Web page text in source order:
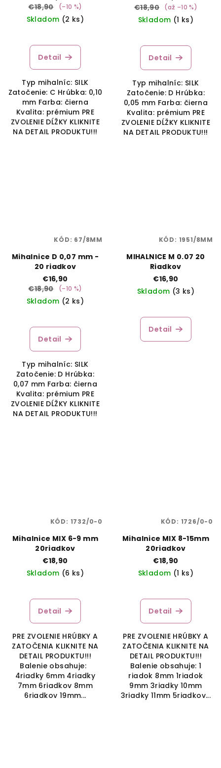
€18,90
(–10 %)
Skladom (2 ks)
Detail
Typ mihalníc: SILK
Zatočenie: C Hrúbka: 0,10
mm Farba: čierna
Kvalita: prémium PRE
ZVOLENIE DĹŽKY KLIKNITE
NA DETAIL PRODUKTU!!!
€18,90
(až –10 %)
Skladom (1 ks)
Detail
Typ mihalníc: SILK
Zatočenie: D Hrúbka:
0,05 mm Farba: čierna
Kvalita: prémium PRE
ZVOLENIE DĹŽKY KLIKNITE
NA DETAIL PRODUKTU!!!
Mihalnice D 0,07 mm -
20 riadkov
€16,90
€18,90
(–10 %)
Skladom (2 ks)
Detail
Typ mihalníc: SILK
Zatočenie: D Hrúbka:
0,07 mm Farba: čierna
Kvalita: prémium PRE
ZVOLENIE DĹŽKY KLIKNITE
NA DETAIL PRODUKTU!!!
KÓD: 67/8MM
MIHALNICE M 0.07 20
Riadkov
€16,90
Skladom (3 ks)
Detail
KÓD: 1951/8MM
Mihalnice MIX 6-9 mm
20riadkov
€18,90
Skladom (6 ks)
Detail
PRE ZVOLENIE HRÚBKY A
ZATOČENIA KLIKNITE NA
DETAIL PRODUKTU!!!
Balenie obsahuje:
4riadky 6mm 4riadky
7mm 6riadkov 8mm
6riadkov 19mm...
KÓD: 1732/0-0
Mihalnice MIX 8-15mm
20riadkov
€18,90
Skladom (1 ks)
Detail
PRE ZVOLENIE HRÚBKY A
ZATOČENIA KLIKNITE NA
DETAIL PRODUKTU!!!
Balenie obsahuje: 1
riadok 8mm 1riadok
9mm 3riadky 10mm
3riadky 11mm 5riadkov...
KÓD: 1726/0-0